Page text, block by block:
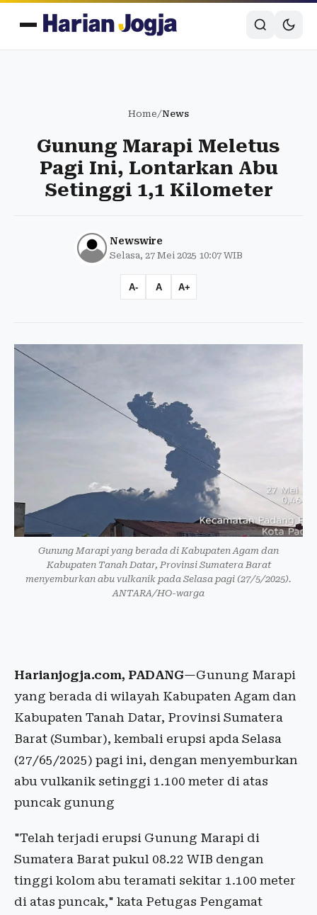
Home/News
Gunung Marapi Meletus
Pagi Ini, Lontarkan Abu
Setinggi 1,1 Kilometer
Newswire
Selasa, 27 Mei 2025 10:07 WIB
A- A A+
Gunung Marapi yang berada di Kabupaten Agam dan
Kabupaten Tanah Datar, Provinsi Sumatera Barat
menyemburkan abu vulkanik pada Selasa pagi (27/5/2025).
ANTARA/HO-warga
Harianjogja.com, PADANG—Gunung Marapi
yang berada di wilayah Kabupaten Agam dan
Kabupaten Tanah Datar, Provinsi Sumatera
Barat (Sumbar), kembali erupsi apda Selasa
(27/65/2025) pagi ini, dengan menyemburkan
abu vulkanik setinggi 1.100 meter di atas
puncak gunung
"Telah terjadi erupsi Gunung Marapi di
Sumatera Barat pukul 08.22 WIB dengan
tinggi kolom abu teramati sekitar 1.100 meter
di atas puncak," kata Petugas Pengamat